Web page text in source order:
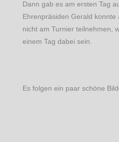
Dann gab es am ersten Tag
Ehrenpräsiden Gerald
nicht am Turnier teilnehmen,
einem Tag dabei sein.
Es folgen ein paar schöne